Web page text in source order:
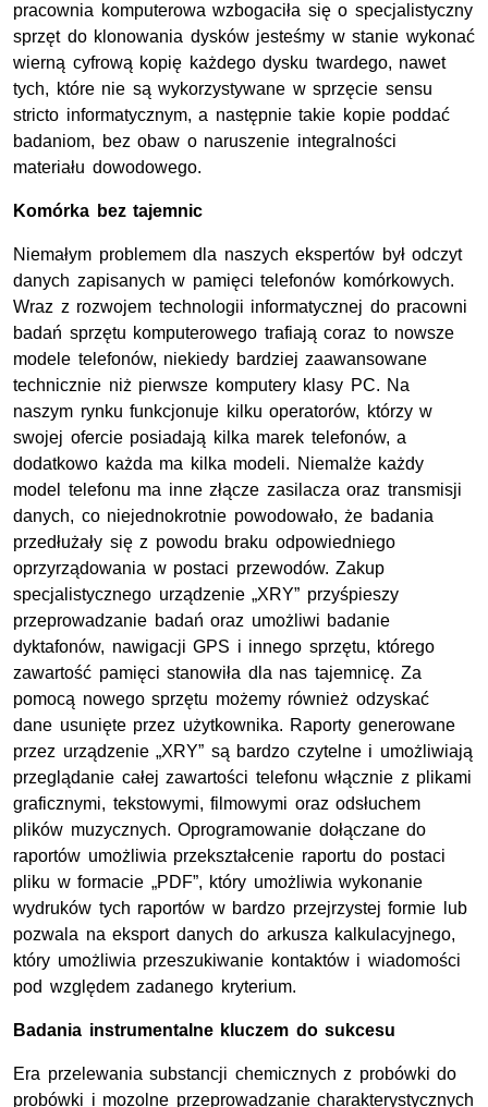
pracownia komputerowa wzbogaciła się o specjalistyczny
sprzęt do klonowania dysków jesteśmy w stanie wykonać
wierną cyfrową kopię każdego dysku twardego, nawet
tych, które nie są wykorzystywane w sprzęcie sensu
stricto informatycznym, a następnie takie kopie poddać
badaniom, bez obaw o naruszenie integralności
materiału dowodowego.
Komórka bez tajemnic
Niemałym problemem dla naszych ekspertów był odczyt
danych zapisanych w pamięci telefonów komórkowych.
Wraz z rozwojem technologii informatycznej do pracowni
badań sprzętu komputerowego trafiają coraz to nowsze
modele telefonów, niekiedy bardziej zaawansowane
technicznie niż pierwsze komputery klasy PC. Na
naszym rynku funkcjonuje kilku operatorów, którzy w
swojej ofercie posiadają kilka marek telefonów, a
dodatkowo każda ma kilka modeli. Niemalże każdy
model telefonu ma inne złącze zasilacza oraz transmisji
danych, co niejednokrotnie powodowało, że badania
przedłużały się z powodu braku odpowiedniego
oprzyrządowania w postaci przewodów. Zakup
specjalistycznego urządzenie „XRY” przyśpieszy
przeprowadzanie badań oraz umożliwi badanie
dyktafonów, nawigacji GPS i innego sprzętu, którego
zawartość pamięci stanowiła dla nas tajemnicę. Za
pomocą nowego sprzętu możemy również odzyskać
dane usunięte przez użytkownika. Raporty generowane
przez urządzenie „XRY” są bardzo czytelne i umożliwiają
przeglądanie całej zawartości telefonu włącznie z plikami
graficznymi, tekstowymi, filmowymi oraz odsłuchem
plików muzycznych. Oprogramowanie dołączane do
raportów umożliwia przekształcenie raportu do postaci
pliku w formacie „PDF”, który umożliwia wykonanie
wydruków tych raportów w bardzo przejrzystej formie lub
pozwala na eksport danych do arkusza kalkulacyjnego,
który umożliwia przeszukiwanie kontaktów i wiadomości
pod względem zadanego kryterium.
Badania instrumentalne kluczem do sukcesu
Era przelewania substancji chemicznych z probówki do
probówki i mozolne przeprowadzanie charakterystycznych